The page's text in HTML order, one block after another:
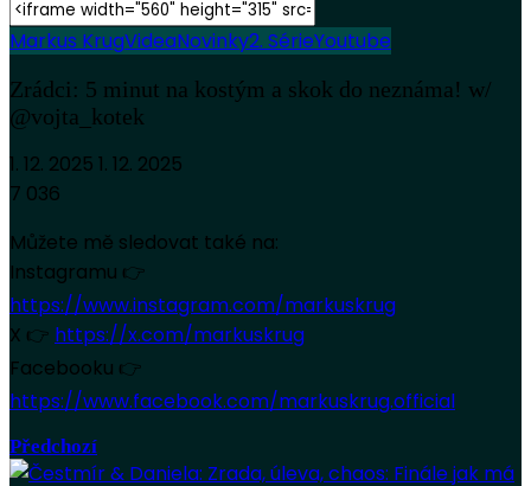
Markus KrugVideaNovinky2. SérieYoutube
Zrádci: 5 minut na kostým a skok do neznáma! w/
@vojta_kotek
1. 12. 2025 1. 12. 2025
7 036
Můžete mě sledovat také na:
Instagramu 👉
https://www.instagram.com/markuskrug
X 👉 https://x.com/markuskrug
Facebooku 👉
https://www.facebook.com/markuskrug.official
Předchozí